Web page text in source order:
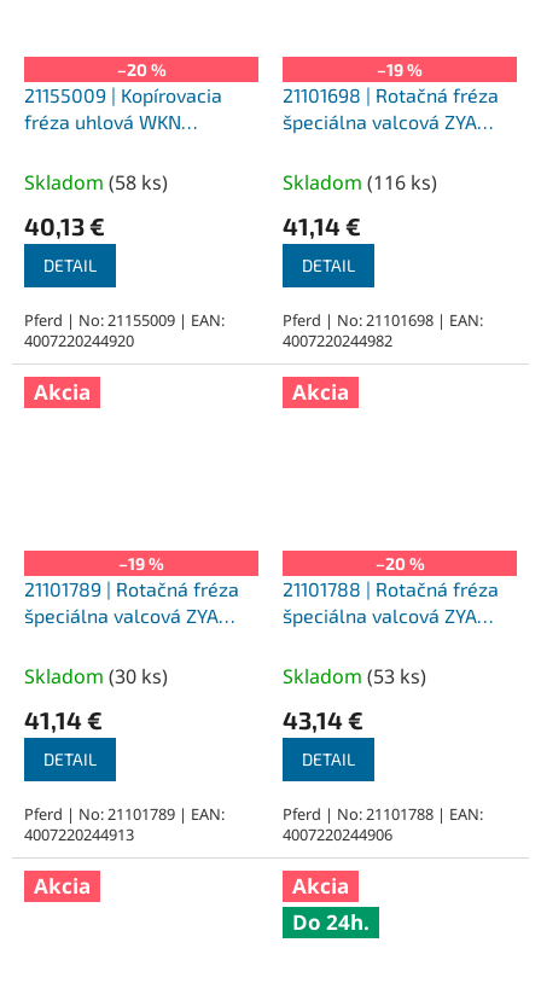
–20 %
21155009 | Kopírovacia
fréza uhlová WKN
mm, 4 mm bez ozubenia,
Skladom (58 ks)
40,13 €
DETAIL
Pferd | No: 21155009 | EAN:
4007220244920
–19 %
21101698 | Rotačná fréza
špeciálna valcová ZYA
- 6 mm, 7 mm bez
Skladom (116 ks)
41,14 €
DETAIL
Pferd | No: 21101698 | EAN:
4007220244982
Akcia
–19 %
21101789 | Rotačná fréza
špeciálna valcová ZYA
mm, 7 mm bez ozubenia
Skladom (30 ks)
41,14 €
DETAIL
Pferd | No: 21101789 | EAN:
4007220244913
Akcia
–20 %
21101788 | Rotačná fréza
špeciálna valcová ZYA
- 6 mm, 7 mm bez
Skladom (53 ks)
43,14 €
DETAIL
Pferd | No: 21101788 | EAN:
4007220244906
Akcia
Akcia
Do 24h.